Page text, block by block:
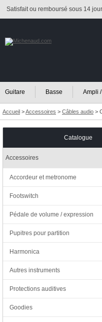
Satisfait ou remboursé sous 14
Guitare Basse Ampli
Accueil >Accessoires > Câbles audio >
Catalogue
Accessoires
Accordeur et metronome
Footswitch
Pédale de volume / expression
Pupitres pour partition
Harmonica
Autres instruments
Protections auditives
Goodies